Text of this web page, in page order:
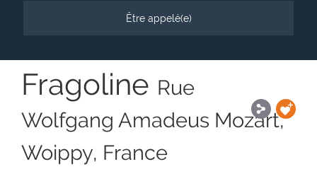
Être appelé(e)
Fragoline Rue
Wolfgang Amadeus Mozart,
Woippy, France